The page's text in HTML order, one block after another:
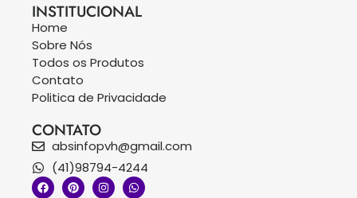
INSTITUCIONAL
Home
Sobre Nós
Todos os Produtos
Contato
Politica de Privacidade
CONTATO
absinfopvh@gmail.com
(41)98794-4244